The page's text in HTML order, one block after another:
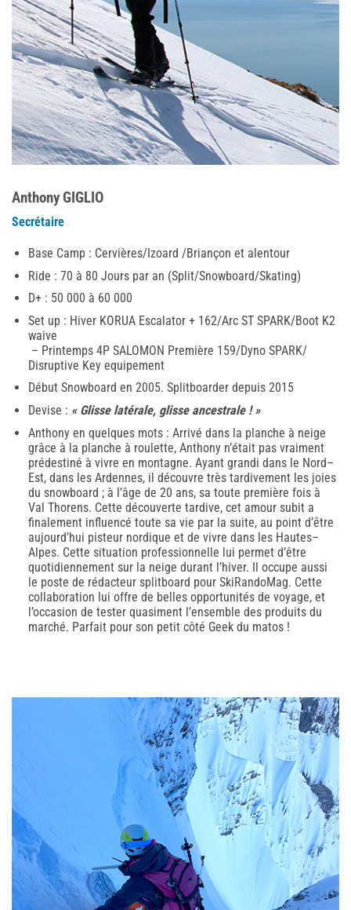
Anthony GIGLIO
Secrétaire
Base Camp : Cervières/Izoard /Briançon et alentour
Ride : 70 à 80 Jours par an (Split/Snowboard/Skating)
D+ : 50 000 à 60 000
Set up : Hiver KORUA Escalator + 162/Arc ST SPARK/Boot K2
waive
– Printemps 4P SALOMON Première 159/Dyno SPARK/
Disruptive Key equipement
Début Snowboard en 2005. Splitboarder depuis 2015
Devise : « Glisse latérale, glisse ancestrale ! »
Anthony en quelques mots : Arrivé dans la planche à neige
grâce à la planche à roulette, Anthony n’était pas vraiment
prédestiné à vivre en montagne. Ayant grandi dans le Nord–
Est, dans les Ardennes, il découvre très tardivement les joies
du snowboard ; à l’âge de 20 ans, sa toute première fois à
Val Thorens. Cette découverte tardive, cet amour subit a
finalement influencé toute sa vie par la suite, au point d’être
aujourd’hui pisteur nordique et de vivre dans les Hautes–
Alpes. Cette situation professionnelle lui permet d’être
quotidiennement sur la neige durant l’hiver. Il occupe aussi
le poste de rédacteur splitboard pour SkiRandoMag. Cette
collaboration lui offre de belles opportunités de voyage, et
l’occasion de tester quasiment l’ensemble des produits du
marché. Parfait pour son petit côté Geek du matos !